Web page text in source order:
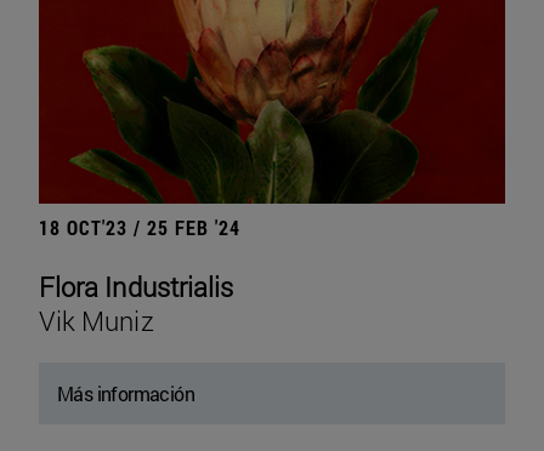
18 OCT'23 / 25 FEB '24
Flora Industrialis
Vik Muniz
Más información